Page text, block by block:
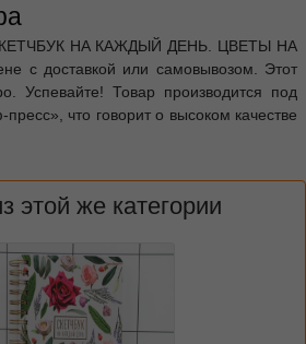
СКЕТЧБУК НА КАЖДЫЙ ДЕНЬ. ЦВЕТЫ НА
с доставкой или самовывозом. Этот
Успевайте! Товар производится под
что говорит о высоком качестве
этой же категории